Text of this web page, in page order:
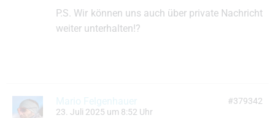
P.S. Wir können uns auch über private Nachricht
weiter unterhalten!?
Mario Felgenhauer
23. Juli 2025 um 8:52 Uhr
#379342